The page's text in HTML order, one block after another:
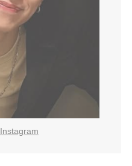
Instagram